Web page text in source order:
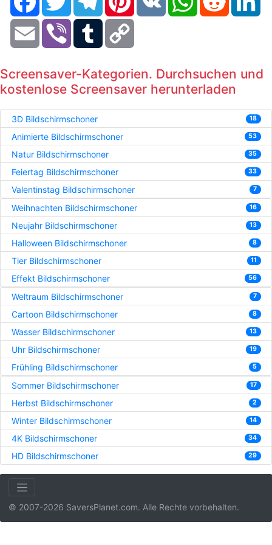
Email Viber Tumblr
Screensaver-Kategorien. Durchsuchen und
kostenlose Screensaver herunterladen
3D Bildschirmschoner 18
Animierte Bildschirmschoner 53
Natur Bildschirmschoner 35
Feiertag Bildschirmschoner 33
Valentinstag Bildschirmschoner 7
Weihnachten Bildschirmschoner 16
Neujahr Bildschirmschoner 13
Halloween Bildschirmschoner 8
Tier Bildschirmschoner 11
Effekt Bildschirmschoner 56
Weltraum Bildschirmschoner 7
Cartoon Bildschirmschoner 8
Wasser Bildschirmschoner 13
Uhr Bildschirmschoner 19
Frühling Bildschirmschoner 5
Sommer Bildschirmschoner 17
Herbst Bildschirmschoner 2
Winter Bildschirmschoner 14
4K Bildschirmschoner 34
HD Bildschirmschoner 29
© 2007-2026 SaversPlanet.com. Alle Rechte vorbehalten.